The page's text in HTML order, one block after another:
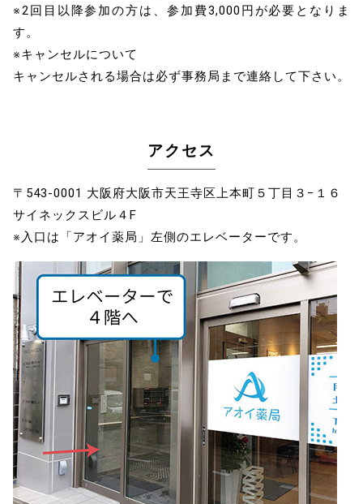
※2回目以降参加の方は、参加費3,000円が必要となりま
す。
※キャンセルについて
キャンセルされる場合は必ず事務局まで連絡して下さい。
アクセス
〒543-0001 大阪府大阪市天王寺区上本町５丁目３−１６
サイネックスビル４F
※入口は「アオイ薬局」左側のエレベーターです。